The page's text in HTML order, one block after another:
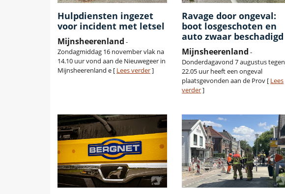
Hulpdiensten ingezet
voor incident met letsel
Mijnsheerenland -
Zondagmiddag 16 november vlak na
14.10 uur vond aan de Nieuwegeer in
Mijnsheerenland e [ Lees verder]
Ravage door ongeval:
boot losgeschoten en
auto zwaar beschadigd
Mijnsheerenland -
Donderdagavond 7 augustus tegen
22.05 uur heeft een ongeval
plaatsgevonden aan de Prov [ Lees
verder]